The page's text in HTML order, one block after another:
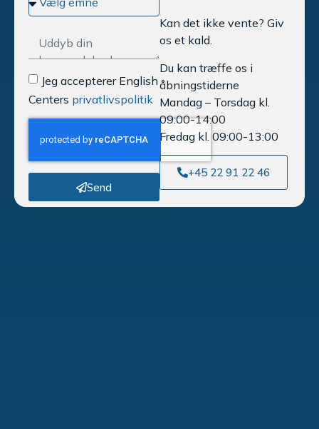
Jeg accepterer English
Centers privatlivspolitik
Send
Kan det ikke vente? Giv
os et kald.
Du kan træffe os i
åbningstiderne
Mandag – Torsdag kl.
09:00-14:00
Fredag kl. 09:00-13:00
+45 22 91 22 46